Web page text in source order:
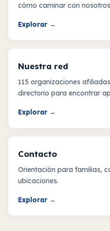
cómo caminar con
Explorar →
Nuestra red
115 organizaciones
directorio para encontrar
Explorar →
Contacto
Orientación para familias,
ubicaciones.
Explorar →